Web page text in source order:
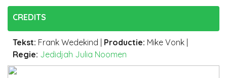
CREDITS
Tekst: Frank Wedekind Productie: Mike Vonk
Regie: Jedidjah Julia Noomen